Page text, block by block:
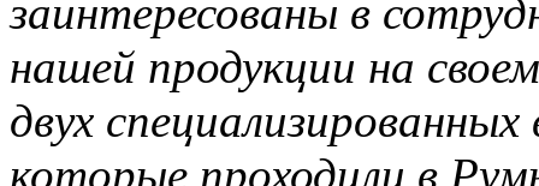
заинтересованы в
нашей продукции на
двух
которые проходили в